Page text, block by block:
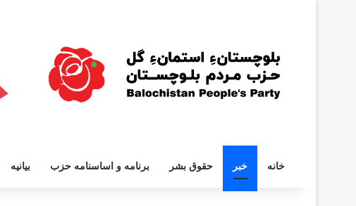
خانه خبر حقوق بشر برنامه و اساسنامه حزب بیانیه